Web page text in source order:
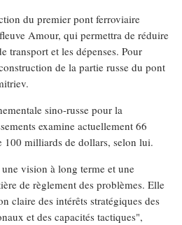
du premier pont ferroviaire
Amour, qui permettra de réduire
transport et les dépenses. Pour
de la partie russe du pont
sino-russe pour la
examine actuellement 66
100 milliards de dollars, selon lui.
vision à long terme et une
de règlement des problèmes. Elle
claire des intérêts stratégiques des
et des capacités tactiques",